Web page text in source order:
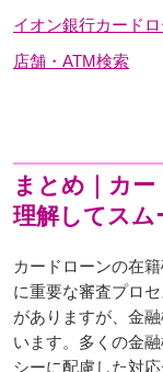
イオン銀行カード
店舗・ATM検索
まとめ｜カー
理解してスム
カードローンの在
に重要な審査プロ
がありますが、金
います。多くの金
シーに配慮した対